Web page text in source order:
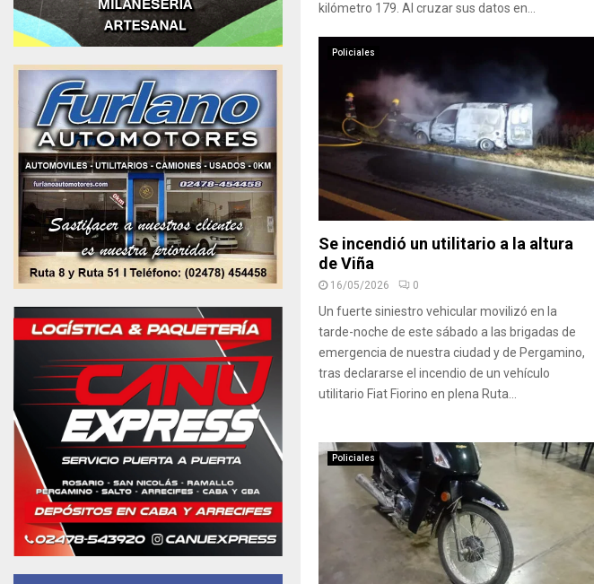
kilómetro 179. Al cruzar sus datos en...
Policiales
Se incendió un utilitario a la altura
de Viña
16/05/2026 0
Un fuerte siniestro vehicular movilizó en la
tarde-noche de este sábado a las brigadas de
emergencia de nuestra ciudad y de Pergamino,
tras declararse el incendio de un vehículo
utilitario Fiat Fiorino en plena Ruta...
Policiales